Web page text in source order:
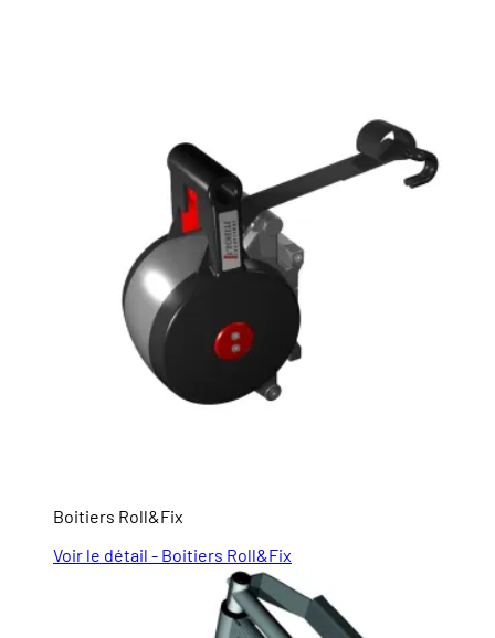
Boitiers Roll&Fix
Voir le détail - Boitiers Roll&Fix